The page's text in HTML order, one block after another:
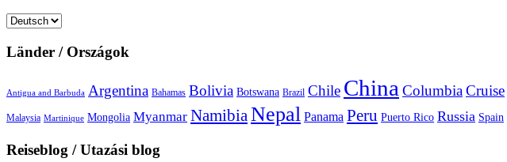
Sprache
Länder / Országok
Antigua and Barbuda Argentina Bahamas Bolivia Botswana Brazil Chile China ColumbiaCruise
Malaysia Martinique Mongolia Myanmar NamibiaNepal Panama Peru Puerto Rico Russia Spain
Reiseblog / Utazási blog